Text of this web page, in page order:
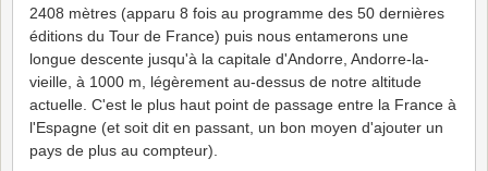
2408 mètres (apparu 8 fois au programme des 50 dernières
éditions du Tour de France) puis nous entamerons une
longue descente jusqu'à la capitale d'Andorre, Andorre-la-
vieille, à 1000 m, légèrement au-dessus de notre altitude
actuelle. C'est le plus haut point de passage entre la France à
l'Espagne (et soit dit en passant, un bon moyen d'ajouter un
pays de plus au compteur).